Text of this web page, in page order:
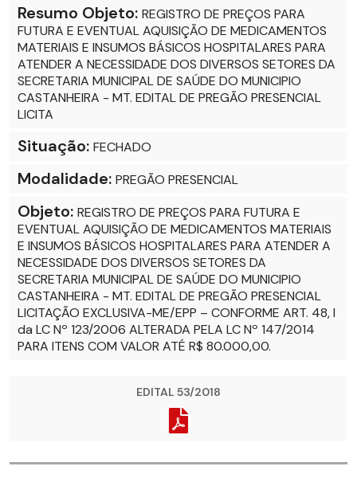
Resumo Objeto: REGISTRO DE PREÇOS PARA
FUTURA E EVENTUAL AQUISIÇÃO DE MEDICAMENTOS
MATERIAIS E INSUMOS BÁSICOS HOSPITALARES PARA
ATENDER A NECESSIDADE DOS DIVERSOS SETORES DA
SECRETARIA MUNICIPAL DE SAÚDE DO MUNICIPIO
CASTANHEIRA - MT. EDITAL DE PREGÃO PRESENCIAL
LICITA
Situação: FECHADO
Modalidade: PREGÃO PRESENCIAL
Objeto: REGISTRO DE PREÇOS PARA FUTURA E
EVENTUAL AQUISIÇÃO DE MEDICAMENTOS MATERIAIS
E INSUMOS BÁSICOS HOSPITALARES PARA ATENDER A
NECESSIDADE DOS DIVERSOS SETORES DA
SECRETARIA MUNICIPAL DE SAÚDE DO MUNICIPIO
CASTANHEIRA - MT. EDITAL DE PREGÃO PRESENCIAL
LICITAÇÃO EXCLUSIVA-ME/EPP – CONFORME ART. 48, I
da LC Nº 123/2006 ALTERADA PELA LC Nº 147/2014
PARA ITENS COM VALOR ATÉ R$ 80.000,00.
EDITAL 53/2018